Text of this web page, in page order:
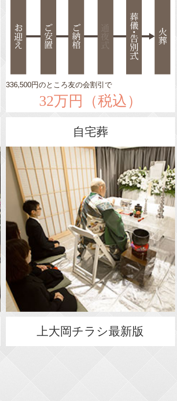
336,500円のところ友の会割引で
32万円（税込）
自宅葬
上大岡チラシ最新版